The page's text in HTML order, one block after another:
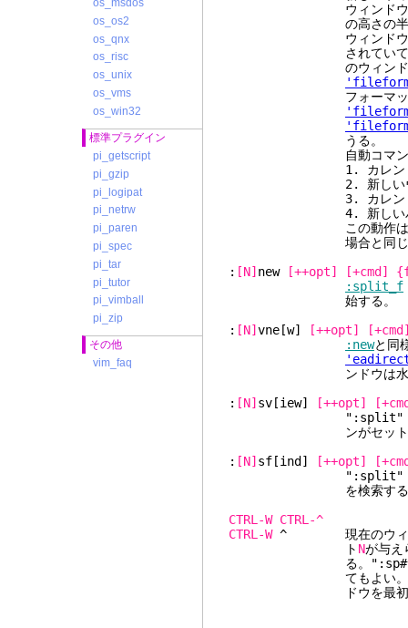
os_msdos
os_os2
os_qnx
os_risc
os_unix
os_vms
os_win32
標準プラグイン
pi_getscript
pi_gzip
pi_logipat
pi_netrw
pi_paren
pi_spec
pi_tar
pi_tutor
pi_vimball
pi_zip
その他
vim_faq
ウィンドウの
の高さの半分)。新し
ウィンドウの高さ
されていて
のウィンドウの高
フォーマットが新し
うる。
自動コマンドはこ
1. カレントウィン
2. 新しいウィンド
3. カレントバッフ
4. 新しいバッフ
この動作は、はじめ
場合と同じ動作
: [N] new [++opt] [+cmd]
:split_f
始する。
: [N] vne[w] [++opt]
:newと同
ンドウは水平に
: [N] sv[iew] [++opt]
":split" と同じ。た
ンがセットさ
: [N] sf[ind] [++opt]
":split" と同じ
を検索する
CTRL-W CTRL-^
CTRL-W^ 現在のウィンドウ
ト Nが与え
る。":sp#" お
てもよい。この
ドウを最初に分割